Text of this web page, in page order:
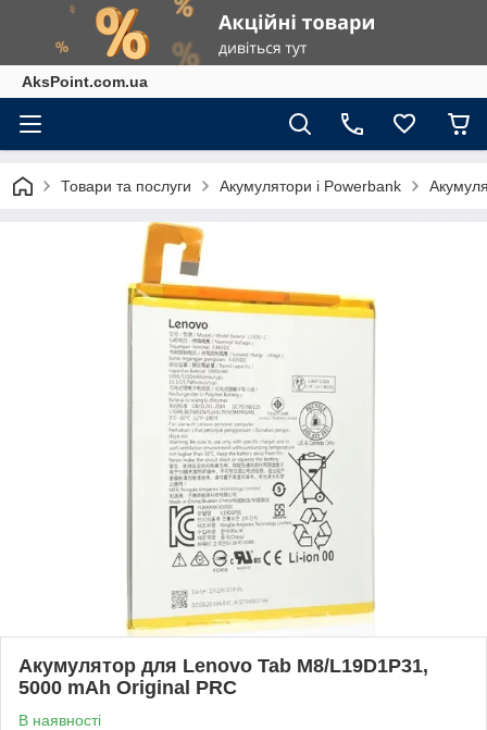
AksPoint.com.ua
Товари та послуги Акумулятори і Powerbank
Акумулятор для Lenovo Tab M8/L19D1P31,
5000 mAh Original PRC
В наявності